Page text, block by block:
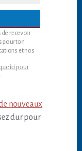
de recevoir
pour ton
et nos
ici pour
nouveaux
dur pour